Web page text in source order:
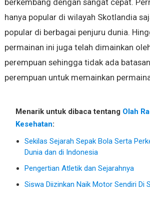
hanya popular di wilayah Skotlandia
popular di berbagai penjuru dunia.
permainan ini juga telah dimainkan
perempuan sehingga tidak ada
perempuan untuk memainkan
Menarik untuk dibaca tentang Olah
Kesehatan:
Sekilas Sejarah Sepak Bola Serta
Dunia dan di Indonesia
Pengertian Atletik dan Sejarahnya
Siswa Diizinkan Naik Motor Sendiri Di